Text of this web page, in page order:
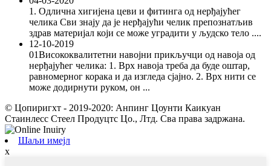
1. Одлична хигијена цеви и фитинга од нерђајућег
челика Сви знају да је нерђајући челик препознатљив
здрав материјал који се може уградити у људско тело ....
12-10-2019
01Висококвалитетни навојни прикључци од навоја од
нерђајућег челика: 1. Врх навоја треба да буде оштар,
равномерног корака и да изгледа сјајно. 2. Врх нити се
може додирнути руком, он ...
© Цопиригхт - 2019-2020: Анпинг Цоунти Каикуан
Стаинлесс Стеел Продуцтс Цо., Лтд. Сва права задржана.
Шаљи имејл
x